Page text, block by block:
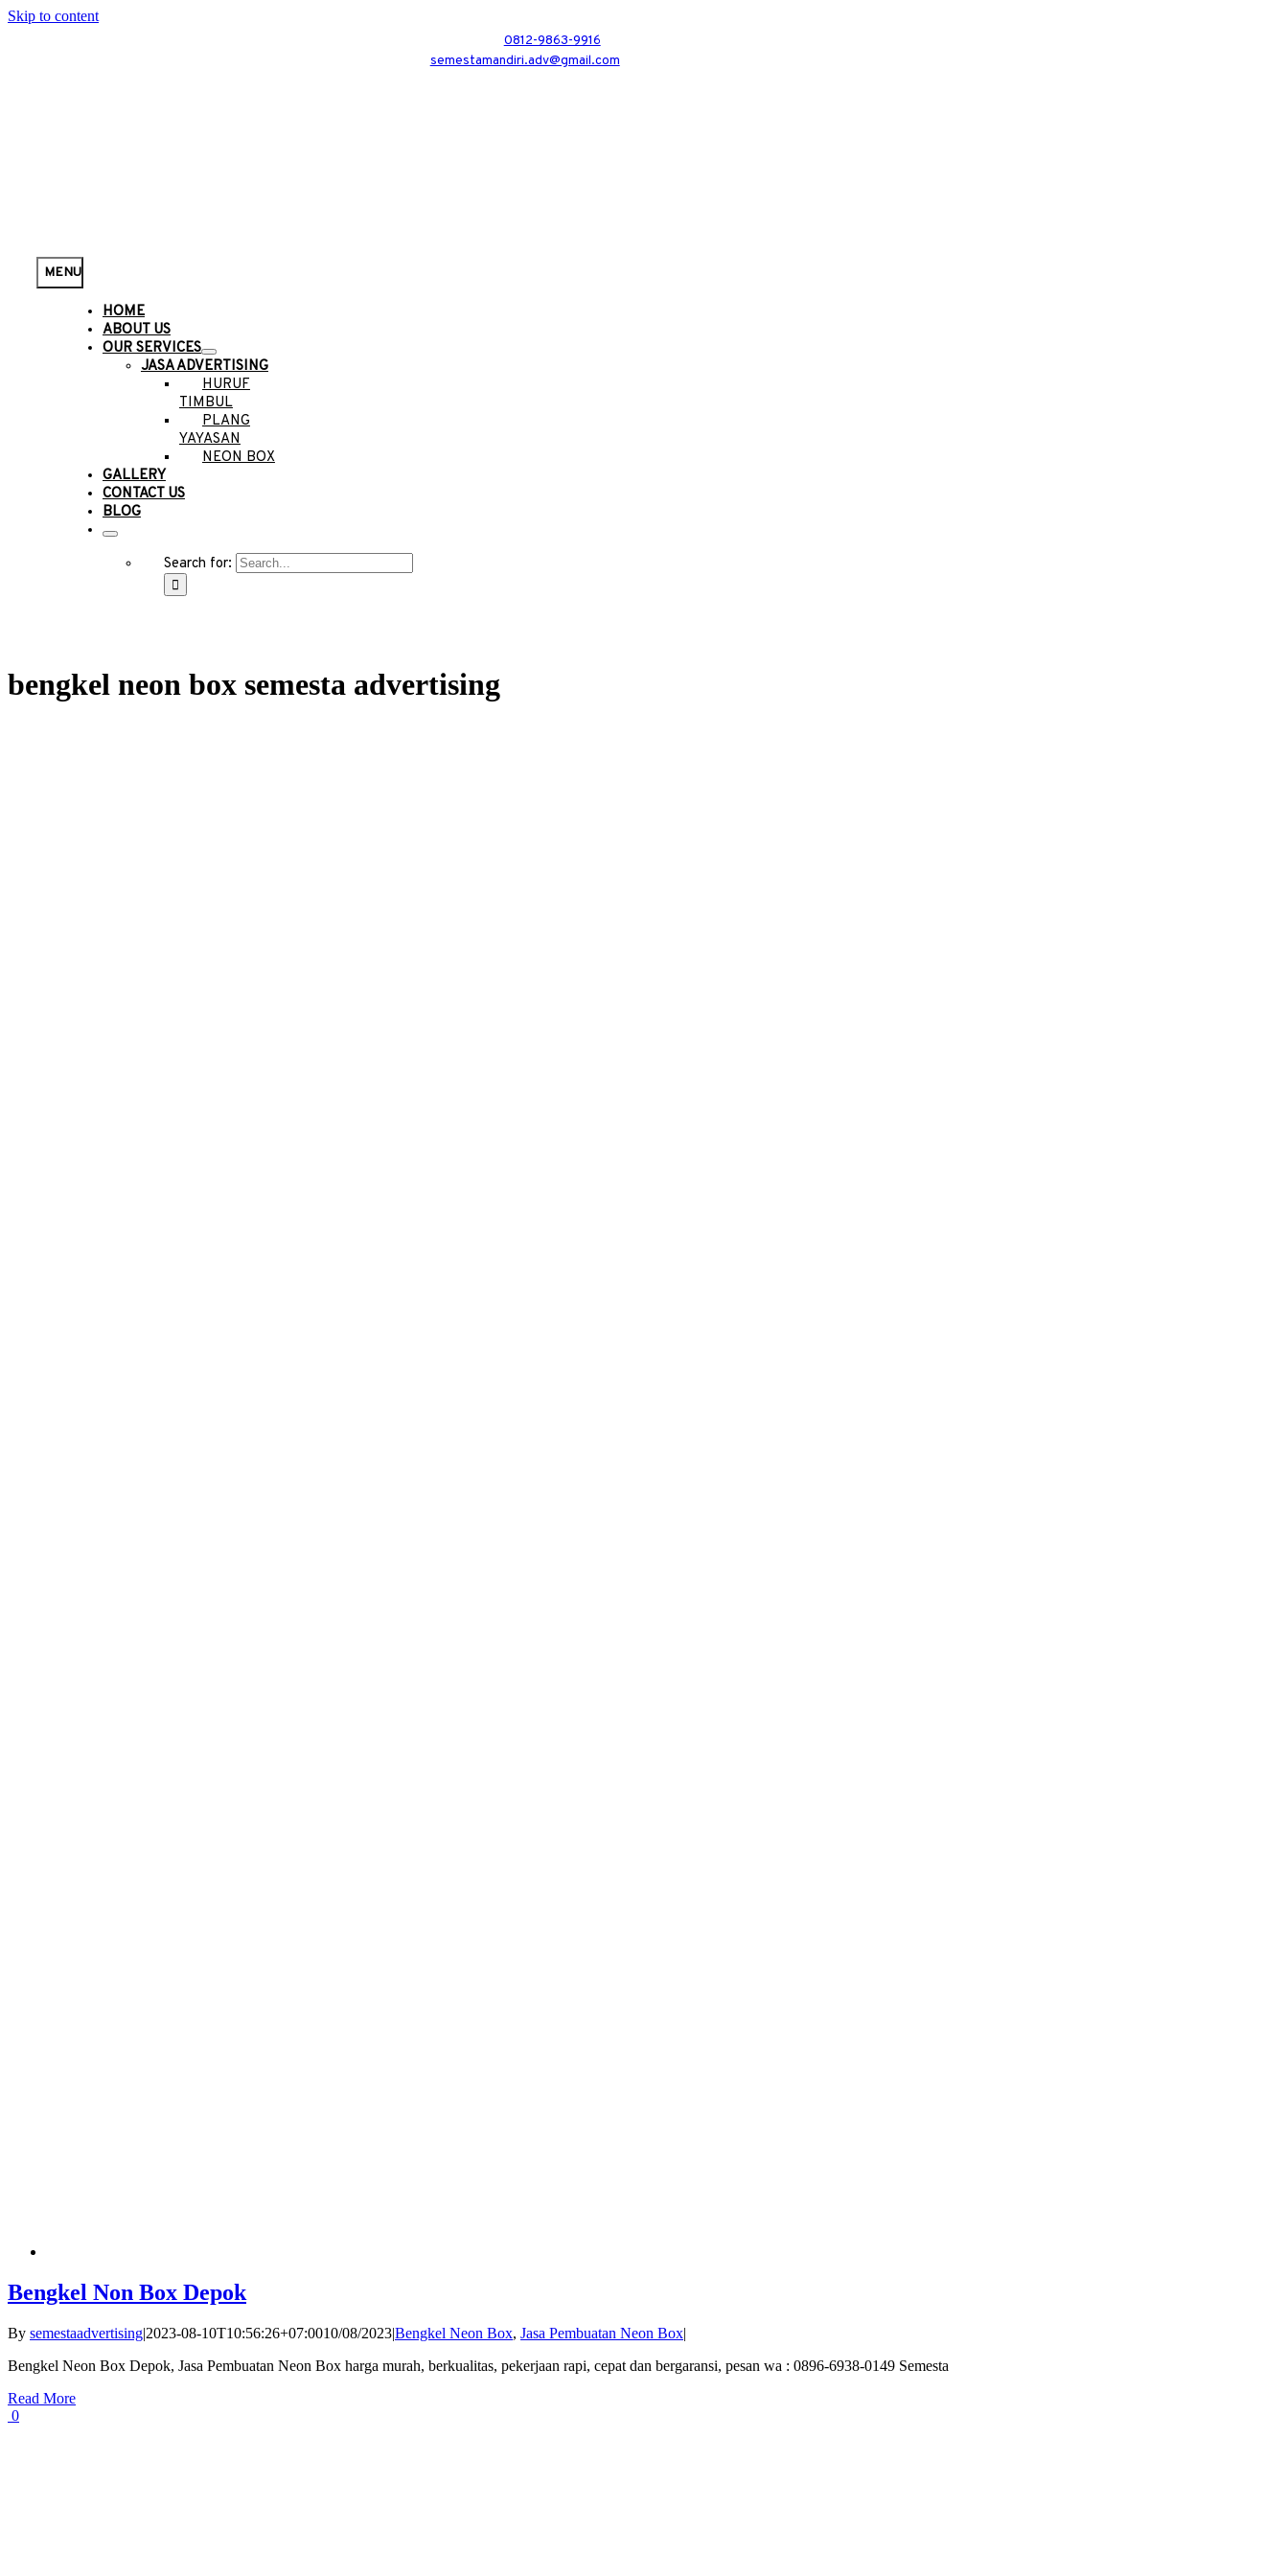
Skip to content
0812-9863-9916
semestamandiri.adv@gmail.com
MENU
HOME
ABOUT US
OUR SERVICES
JASA ADVERTISING
HURUF
TIMBUL
PLANG
YAYASAN
NEON BOX
GALLERY
CONTACT US
BLOG
Search for:
bengkel neon box semesta advertising
Bengkel Non Box Depok
By semestaadvertising|2023-08-10T10:56:26+07:0010/08/2023|Bengkel Neon Box, Jasa Pembuatan Neon Box|
Bengkel Neon Box Depok, Jasa Pembuatan Neon Box harga murah, berkualitas, pekerjaan rapi, cepat dan bergaransi, pesan wa : 0896-6938-0149 Semesta
Read More
0